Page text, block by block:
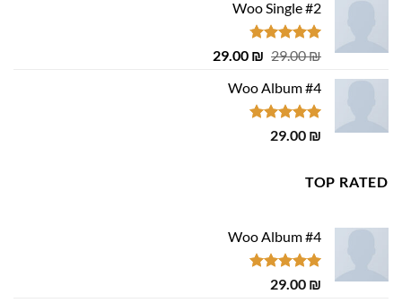
500.00 ₪.
Woo Single #2
דורג4.75
29.00₪
המחיר
היה:
29.00 ₪.
29.00 ₪
המחיר
Woo Album #4
דורג5.00
29.00 ₪
TOP RATED
Woo Album #4
דורג5.00
29.00 ₪